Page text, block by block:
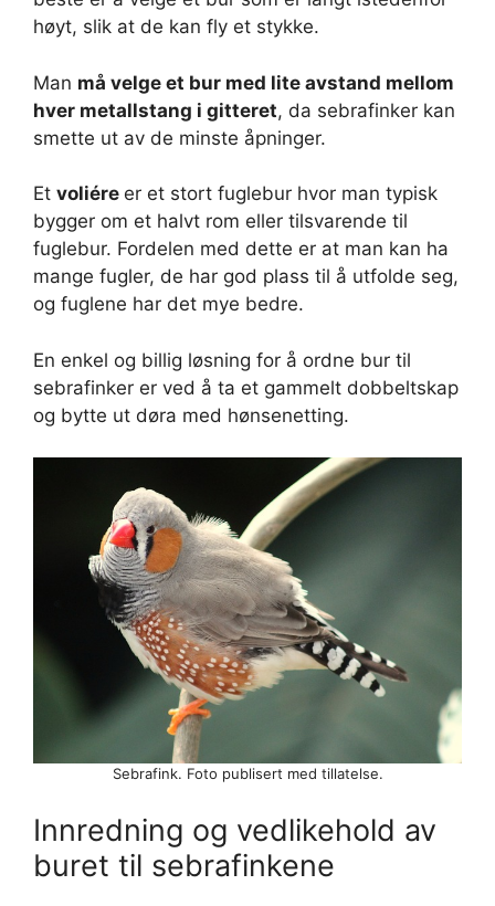
høyt, slik at de kan fly et stykke.
Man må velge et bur med lite avstand mellom
hver metallstang i gitteret, da sebrafinker kan
smette ut av de minste åpninger.
Et voliére er et stort fuglebur hvor man typisk
bygger om et halvt rom eller tilsvarende til
fuglebur. Fordelen med dette er at man kan ha
mange fugler, de har god plass til å utfolde seg,
og fuglene har det mye bedre.
En enkel og billig løsning for å ordne bur til
sebrafinker er ved å ta et gammelt dobbeltskap
og bytte ut døra med hønsenetting.
Sebrafink. Foto publisert med tillatelse.
Innredning og vedlikehold av
buret til sebrafinkene